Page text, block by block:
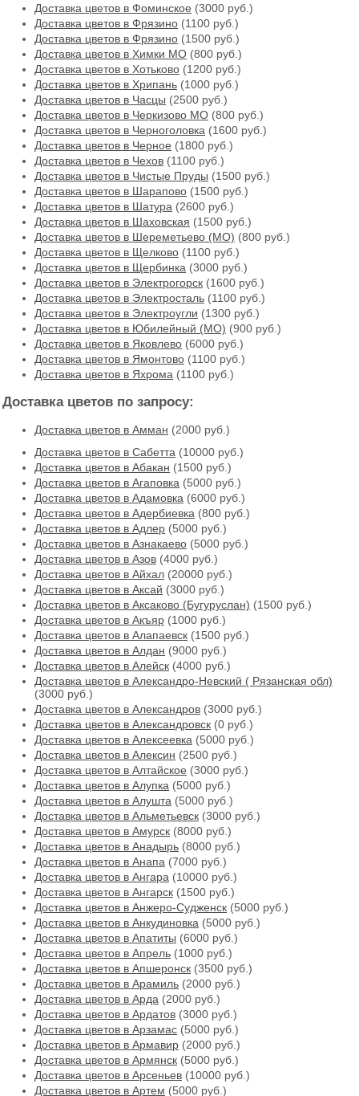
Доставка цветов в Фоминское (3000 руб.)
Доставка цветов в Фрязино (1100 руб.)
Доставка цветов в Фрязино (1500 руб.)
Доставка цветов в Химки МО (800 руб.)
Доставка цветов в Хотьково (1200 руб.)
Доставка цветов в Хрипань (1000 руб.)
Доставка цветов в Часцы (2500 руб.)
Доставка цветов в Черкизово МО (800 руб.)
Доставка цветов в Черноголовка (1600 руб.)
Доставка цветов в Черное (1800 руб.)
Доставка цветов в Чехов (1100 руб.)
Доставка цветов в Чистые Пруды (1500 руб.)
Доставка цветов в Шарапово (1500 руб.)
Доставка цветов в Шатура (2600 руб.)
Доставка цветов в Шаховская (1500 руб.)
Доставка цветов в Шереметьево (МО) (800 руб.)
Доставка цветов в Щелково (1100 руб.)
Доставка цветов в Щербинка (3000 руб.)
Доставка цветов в Электрогорск (1600 руб.)
Доставка цветов в Электросталь (1100 руб.)
Доставка цветов в Электроугли (1300 руб.)
Доставка цветов в Юбилейный (МО) (900 руб.)
Доставка цветов в Яковлево (6000 руб.)
Доставка цветов в Ямонтово (1100 руб.)
Доставка цветов в Яхрома (1100 руб.)
Доставка цветов по запросу:
Доставка цветов в Амман (2000 руб.)
Доставка цветов в Cабетта (10000 руб.)
Доставка цветов в Абакан (1500 руб.)
Доставка цветов в Агаповка (5000 руб.)
Доставка цветов в Адамовка (6000 руб.)
Доставка цветов в Адербиевка (800 руб.)
Доставка цветов в Адлер (5000 руб.)
Доставка цветов в Азнакаево (5000 руб.)
Доставка цветов в Азов (4000 руб.)
Доставка цветов в Айхал (20000 руб.)
Доставка цветов в Аксай (3000 руб.)
Доставка цветов в Аксаково (Бугуруслан) (1500 руб.)
Доставка цветов в Акъяр (1000 руб.)
Доставка цветов в Алапаевск (1500 руб.)
Доставка цветов в Алдан (9000 руб.)
Доставка цветов в Алейск (4000 руб.)
Доставка цветов в Александро-Невский ( Рязанская обл)
(3000 руб.)
Доставка цветов в Александров (3000 руб.)
Доставка цветов в Александровск (0 руб.)
Доставка цветов в Алексеевка (5000 руб.)
Доставка цветов в Алексин (2500 руб.)
Доставка цветов в Алтайское (3000 руб.)
Доставка цветов в Алупка (5000 руб.)
Доставка цветов в Алушта (5000 руб.)
Доставка цветов в Альметьевск (3000 руб.)
Доставка цветов в Амурск (8000 руб.)
Доставка цветов в Анадырь (8000 руб.)
Доставка цветов в Анапа (7000 руб.)
Доставка цветов в Ангара (10000 руб.)
Доставка цветов в Ангарск (1500 руб.)
Доставка цветов в Анжеро-Судженск (5000 руб.)
Доставка цветов в Анкудиновка (5000 руб.)
Доставка цветов в Апатиты (6000 руб.)
Доставка цветов в Апрель (1000 руб.)
Доставка цветов в Апшеронск (3500 руб.)
Доставка цветов в Арамиль (2000 руб.)
Доставка цветов в Арда (2000 руб.)
Доставка цветов в Ардатов (3000 руб.)
Доставка цветов в Арзамас (5000 руб.)
Доставка цветов в Армавир (2000 руб.)
Доставка цветов в Армянск (5000 руб.)
Доставка цветов в Арсеньев (10000 руб.)
Доставка цветов в Артем (5000 руб.)